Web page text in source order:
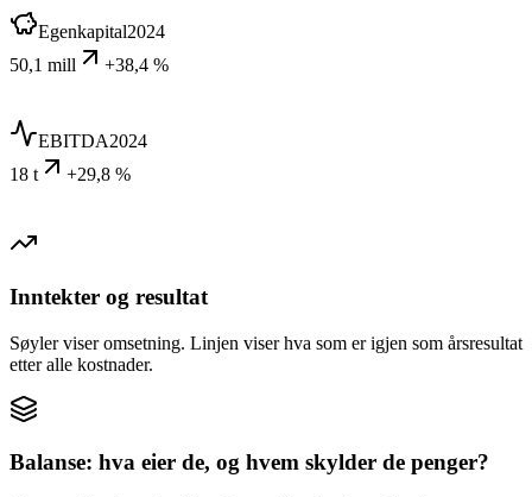
Egenkapital2024
50,1 mill
+38,4 %
EBITDA2024
18 t
+29,8 %
Inntekter og resultat
Søyler viser omsetning. Linjen viser hva som er igjen som årsresultat
etter alle kostnader.
Balanse: hva eier de, og hvem skylder de penger?